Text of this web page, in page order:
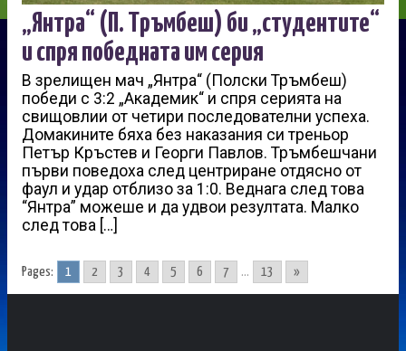
„Янтра“ (П. Тръмбеш) би „студентите“
и спря победната им серия
В зрелищен мач „Янтра“ (Полски Тръмбеш)
победи с 3:2 „Академик“ и спря серията на
свищовлии от четири последователни успеха.
Домакините бяха без наказания си треньор
Петър Кръстев и Георги Павлов. Тръмбешчани
първи поведоха след центриране отдясно от
фаул и удар отблизо за 1:0. Веднага след това
“Янтра” можеше и да удвои резултата. Малко
след това […]
Pages: 1 2 3 4 5 6 7 ... 13 »